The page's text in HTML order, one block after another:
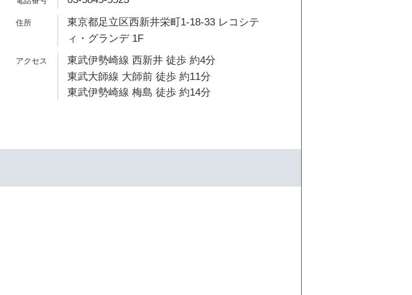
東京都足立区西新井栄町1-18-33 レコシテ
ィ・グランデ 1F
東武伊勢崎線 西新井 徒歩 約4分
東武大師線 大師前 徒歩 約11分
東武伊勢崎線 梅島 徒歩 約14分